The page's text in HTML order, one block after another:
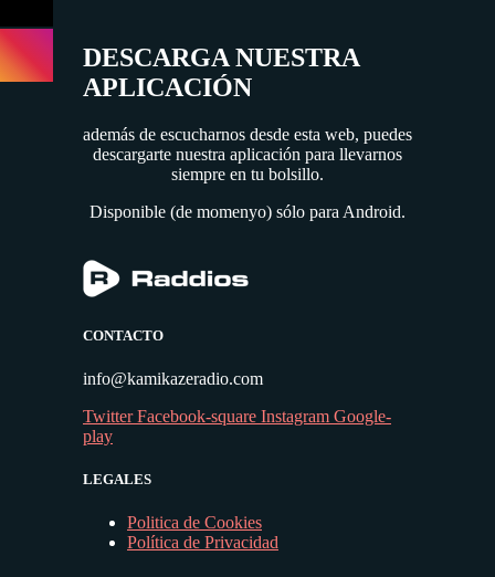
DESCARGA NUESTRA
APLICACIÓN
además de escucharnos desde esta web, puedes
descargarte nuestra aplicación para llevarnos
siempre en tu bolsillo.
Disponible (de momenyo) sólo para Android.
CONTACTO
info@kamikazeradio.com
Twitter Facebook-square Instagram Google-
play
LEGALES
Politica de Cookies
Política de Privacidad